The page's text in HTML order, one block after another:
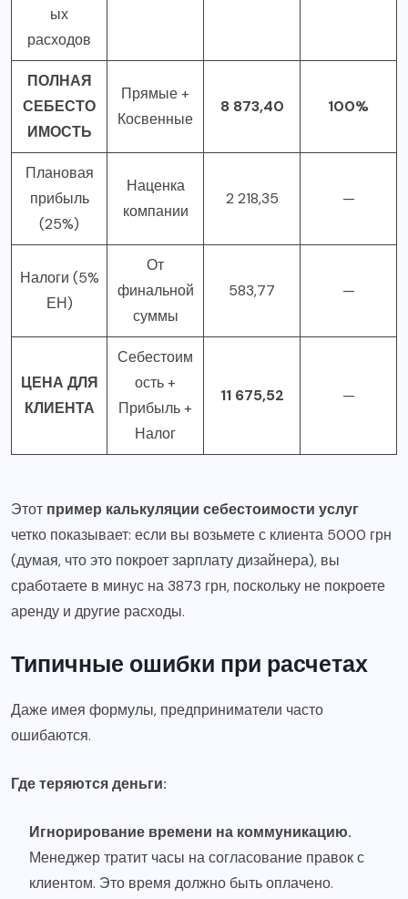
ых
расходов
ПОЛНАЯ
СЕБЕСТО
ИМОСТЬ
Прямые +
Косвенные
8 873,40 100%
Плановая
прибыль
(25%)
Наценка
компании
2 218,35 —
Налоги (5%
ЕН)
От
финальной
суммы
583,77 —
ЦЕНА ДЛЯ
КЛИЕНТА
Себестоим
ость +
Прибыль +
Налог
11 675,52 —
Этот пример калькуляции себестоимости услуг
четко показывает: если вы возьмете с клиента 5000 грн
(думая, что это покроет зарплату дизайнера), вы
сработаете в минус на 3873 грн, поскольку не покроете
аренду и другие расходы.
Типичные ошибки при расчетах
Даже имея формулы, предприниматели часто
ошибаются.
Где теряются деньги:
Игнорирование времени на коммуникацию.
Менеджер тратит часы на согласование правок с
клиентом. Это время должно быть оплачено.